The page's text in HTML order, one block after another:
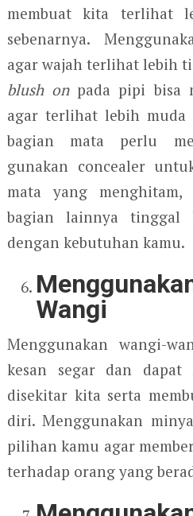
membuat kita terlihat
sebenarnya.
agar wajah terlihat lebih
blush onpada pipi bisa
agar terlihat lebih muda
bagian mata perlu
gunakan concealer
mata yang
bagian lainnya tinggal
dengan kebutuhan kamu.
Wangi
Menggunakan wangi-
kesan segar dan
disekitar kita serta
diri. Menggunakan
pilihan kamu agar
terhadap orang yang